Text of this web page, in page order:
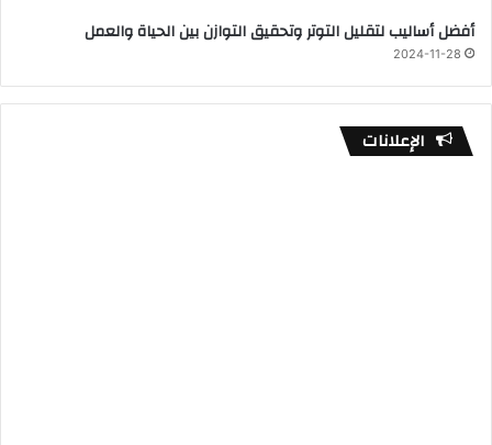
أفضل أساليب لتقليل التوتر وتحقيق التوازن بين الحياة والعمل
2024-11-28
الإعلانات